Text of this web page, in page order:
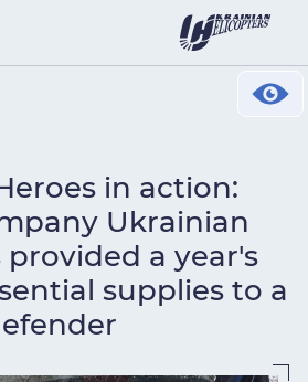
in action:
Ukrainian
a year's
supplies to a